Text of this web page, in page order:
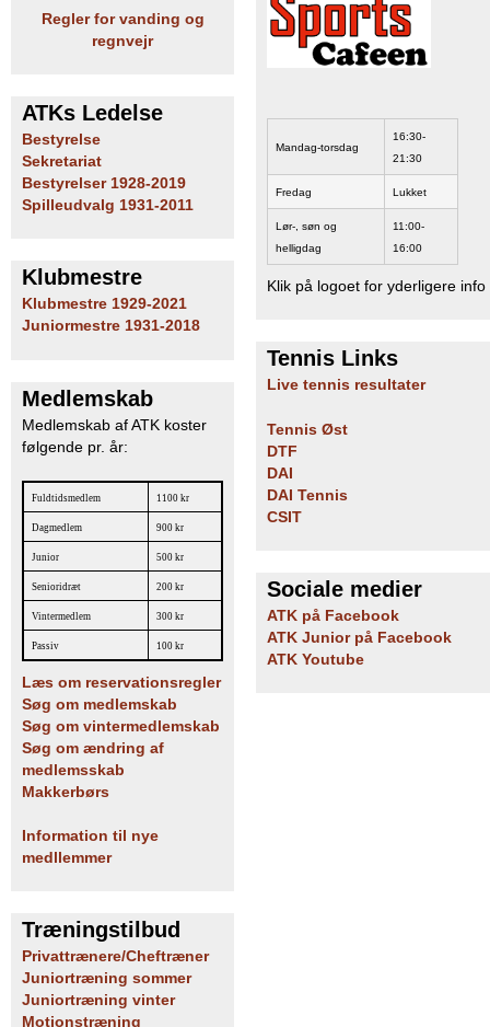
Regler for vanding og
regnvejr
ATKs Ledelse
Bestyrelse
Sekretariat
Bestyrelser 1928-2019
Spilleudvalg 1931-2011
Klubmestre
Klubmestre 1929-2021
Juniormestre 1931-2018
Medlemskab
Medlemskab af ATK koster
følgende pr. år:
Fuldtidsmedlem 1100 kr
Dagmedlem 900 kr
Junior 500 kr
Senioridræt 200 kr
Vintermedlem 300 kr
Passiv 100 kr
Læs om reservationsregler
Søg om medlemskab
Søg om vintermedlemskab
Søg om ændring af
medlemsskab
Makkerbørs
Information til nye
medllemmer
Træningstilbud
Privattrænere/Cheftræner
Juniortræning sommer
Juniortræning vinter
Motionstræning
Mandag-torsdag
16:30-
21:30
Fredag Lukket
Lør-, søn og
helligdag
11:00-
16:00
Klik på logoet for yderligere info
Tennis Links
Live tennis resultater
Tennis Øst
DTF
DAI
DAI Tennis
CSIT
Sociale medier
ATK på Facebook
ATK Junior på Facebook
ATK Youtube